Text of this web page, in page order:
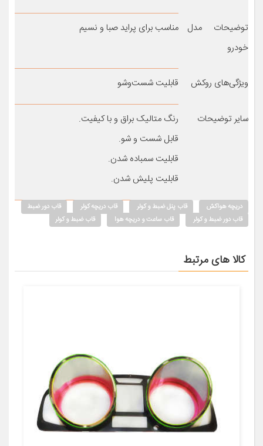
توضیحات مدل
خودرو
مناسب برای پراید صبا و نسیم
ویژگی‌های روکش قابلیت شست‌وشو
سایر توضیحات
رنگ متالیک براق و با کیفیت.
قابل شست و شو.
قابلیت سمباده شدن.
قابلیت پلیش شدن.
دریچه هواکش قاب پنل ضبط و کولر قاب دریچه کولر
قاب دور ضبط
قاب دور ضبط و کولر
قاب ساعت و دریچه هوا قاب ضبط و کولر
کالا های مرتبط